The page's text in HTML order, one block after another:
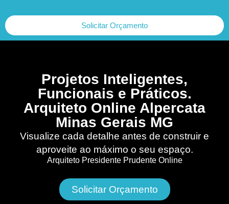
Solicitar Orçamento
Projetos Inteligentes,
Funcionais e Práticos.
Arquiteto Online Alpercata
Minas Gerais MG
Visualize cada detalhe antes de construir e
aproveite ao máximo o seu espaço.
Arquiteto Presidente Prudente Online
Solicitar Orçamento